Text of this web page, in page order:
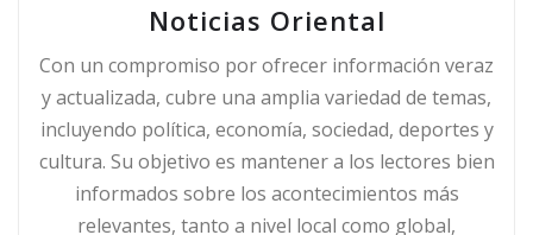
Noticias Oriental
Con un compromiso por ofrecer información veraz
y actualizada, cubre una amplia variedad de temas,
incluyendo política, economía, sociedad, deportes y
cultura. Su objetivo es mantener a los lectores bien
informados sobre los acontecimientos más
relevantes, tanto a nivel local como global,